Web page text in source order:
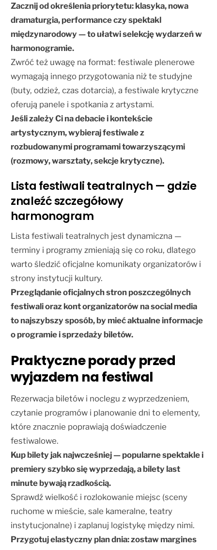
Zacznij od określenia priorytetu: klasyka, nowa
dramaturgia, performance czy spektakl
międzynarodowy — to ułatwi selekcję wydarzeń w
harmonogramie.
Zwróć też uwagę na format: festiwale plenerowe
wymagają innego przygotowania niż te studyjne
(buty, odzież, czas dotarcia), a festiwale krytyczne
oferują panele i spotkania z artystami.
Jeśli zależy Ci na debacie i kontekście
artystycznym, wybieraj festiwale z
rozbudowanymi programami towarzyszącymi
(rozmowy, warsztaty, sekcje krytyczne).
Lista festiwali teatralnych — gdzie
znaleźć szczegółowy
harmonogram
Lista festiwali teatralnych jest dynamiczna —
terminy i programy zmieniają się co roku, dlatego
warto śledzić oficjalne komunikaty organizatorów i
strony instytucji kultury.
Przeglądanie oficjalnych stron poszczególnych
festiwali oraz kont organizatorów na social media
to najszybszy sposób, by mieć aktualne informacje
o programie i sprzedaży biletów.
Praktyczne porady przed
wyjazdem na festiwal
Rezerwacja biletów i noclegu z wyprzedzeniem,
czytanie programów i planowanie dni to elementy,
które znacznie poprawiają doświadczenie
festiwalowe.
Kup bilety jak najwcześniej — popularne spektakle i
premiery szybko się wyprzedają, a bilety last
minute bywają rzadkością.
Sprawdź wielkość i rozlokowanie miejsc (sceny
ruchome w mieście, sale kameralne, teatry
instytucjonalne) i zaplanuj logistykę między nimi.
Przygotuj elastyczny plan dnia: zostaw margines